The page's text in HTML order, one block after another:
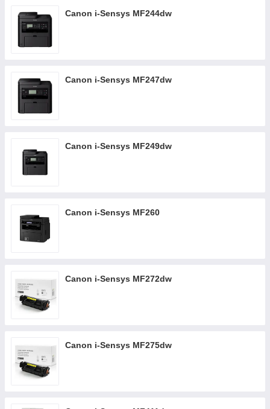
Canon i-Sensys MF244dw
Canon i-Sensys MF247dw
Canon i-Sensys MF249dw
Canon i-Sensys MF260
Canon i-Sensys MF272dw
Canon i-Sensys MF275dw